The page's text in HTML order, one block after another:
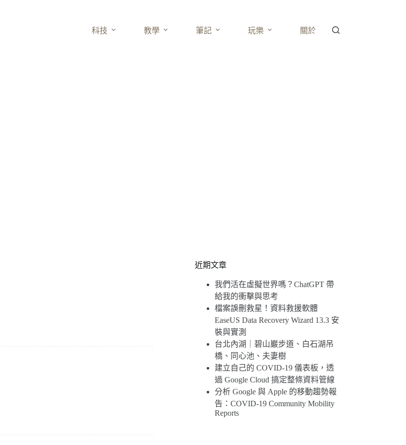
科技 教學 筆記 玩樂 關於
近期文章
我們活在虛擬世界嗎？ChatGPT 帶
給我的衝擊與思考
檔案誤刪救星！資料救援軟體
EaseUS Data Recovery Wizard 13.3 安
裝與實測
台北內湖｜碧山巖步道、白石湖吊
橋、同心池、夫妻樹
建立自己的 COVID-19 儀表板，透
過 Google Cloud 搞定整條資料管線
分析 Google 與 Apple 的移動趨勢報
告：COVID-19 Community Mobility
Reports